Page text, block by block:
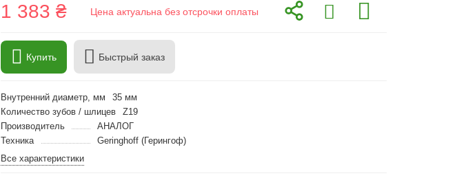
1 383 ₴ Цена актуальна без отсрочки оплаты
Купить Быстрый заказ
Внутренний диаметр, мм
35 мм
Количество зубов / шлицев
Z19
Производитель
АНАЛОГ
Техника
Geringhoff (Герингоф)
Все характеристики